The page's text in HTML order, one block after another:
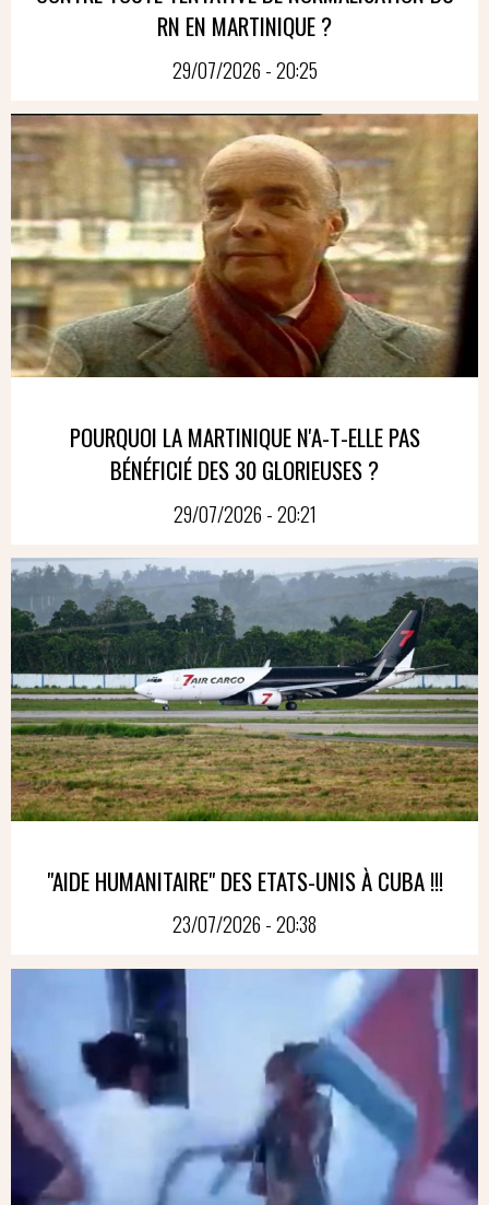
RN EN MARTINIQUE ?
29/07/2026 - 20:25
POURQUOI LA MARTINIQUE N'A-T-ELLE PAS
BÉNÉFICIÉ DES 30 GLORIEUSES ?
29/07/2026 - 20:21
"AIDE HUMANITAIRE" DES ETATS-UNIS À CUBA !!!
23/07/2026 - 20:38